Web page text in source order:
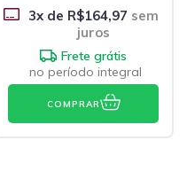
3x de R$164,97 sem
juros
Frete grátis
no período integral
COMPRAR